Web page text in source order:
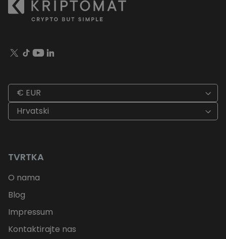
€ EUR
Hrvatski
TVRTKA
O nama
Blog
Impressum
Kontaktirajte nas